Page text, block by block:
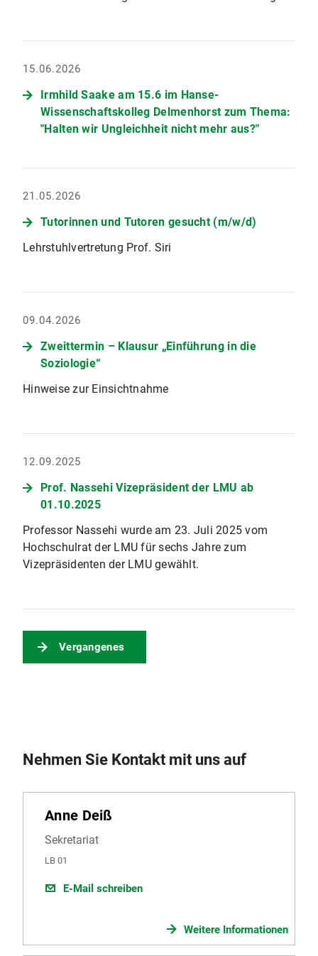
15.06.2026
Irmhild Saake am 15.6 im Hanse-
Wissenschaftskolleg Delmenhorst zum Thema:
"Halten wir Ungleichheit nicht mehr aus?"
21.05.2026
Tutorinnen und Tutoren gesucht (m/w/d)
Lehrstuhlvertretung Prof. Siri
09.04.2026
Zweittermin – Klausur „Einführung in die
Soziologie“
Hinweise zur Einsichtnahme
12.09.2025
Prof. Nassehi Vizepräsident der LMU ab
01.10.2025
Professor Nassehi wurde am 23. Juli 2025 vom
Hochschulrat der LMU für sechs Jahre zum
Vizepräsidenten der LMU gewählt.
Vergangenes
Nehmen Sie Kontakt mit uns auf
Anne Deiß
Sekretariat
LB 01
E-Mail schreiben
Weitere Informationen